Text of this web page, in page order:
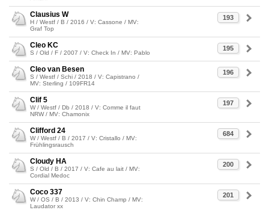
193
Clausius W
H / Westf / B / 2016 / V: Cassone / MV:
Graf Top
195
Cleo KC
S / Old / F / 2007 / V: Check In / MV: Pablo
196
Cleo van Besen
S / Westf / Schi / 2018 / V: Capistrano /
MV: Sterling / 109FR14
197
Clif 5
W / Westf / Db / 2018 / V: Comme il faut
NRW / MV: Chamonix
684
Clifford 24
W / Westf / B / 2017 / V: Cristallo / MV:
Frühlingsrausch
200
Cloudy HA
S / Old / B / 2017 / V: Cafe au lait / MV:
Cordial Medoc
201
Coco 337
W / OS / B / 2013 / V: Chin Champ / MV:
Laudator xx